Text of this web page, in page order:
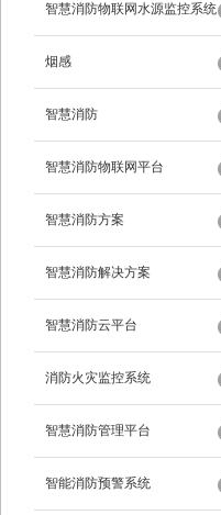
智慧消防物联网水源监控系统
烟感
智慧消防
智慧消防物联网平台
智慧消防方案
智慧消防解决方案
智慧消防云平台
消防火灾监控系统
智慧消防管理平台
智能消防预警系统